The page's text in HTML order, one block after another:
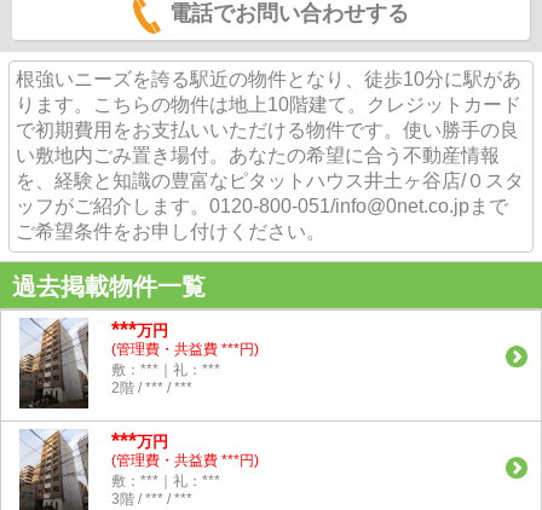
電話でお問い合わせする
根強いニーズを誇る駅近の物件となり、徒歩10分に駅があ
ります。こちらの物件は地上10階建て。クレジットカード
で初期費用をお支払いいただける物件です。使い勝手の良
い敷地内ごみ置き場付。あなたの希望に合う不動産情報
を、経験と知識の豊富なピタットハウス井土ヶ谷店/０スタ
ッフがご紹介します。0120-800-051/info@0net.co.jpまで
ご希望条件をお申し付けください。
過去掲載物件一覧
***万円
(管理費・共益費 ***円)
敷：***｜礼：***
2階 / *** / ***
***万円
(管理費・共益費 ***円)
敷：***｜礼：***
3階 / *** / ***